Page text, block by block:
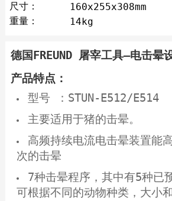
尺寸：
160x255x308mm
重量：
14kg
德国FREUND 屠宰工具–电击晕
产品特点：
型号 ：STUN-
主要适用于猪的击晕。
高频持续电流电击晕装置能
次的击晕
7种击晕程序，其中有5种已
可根据不同的动物种类，大小